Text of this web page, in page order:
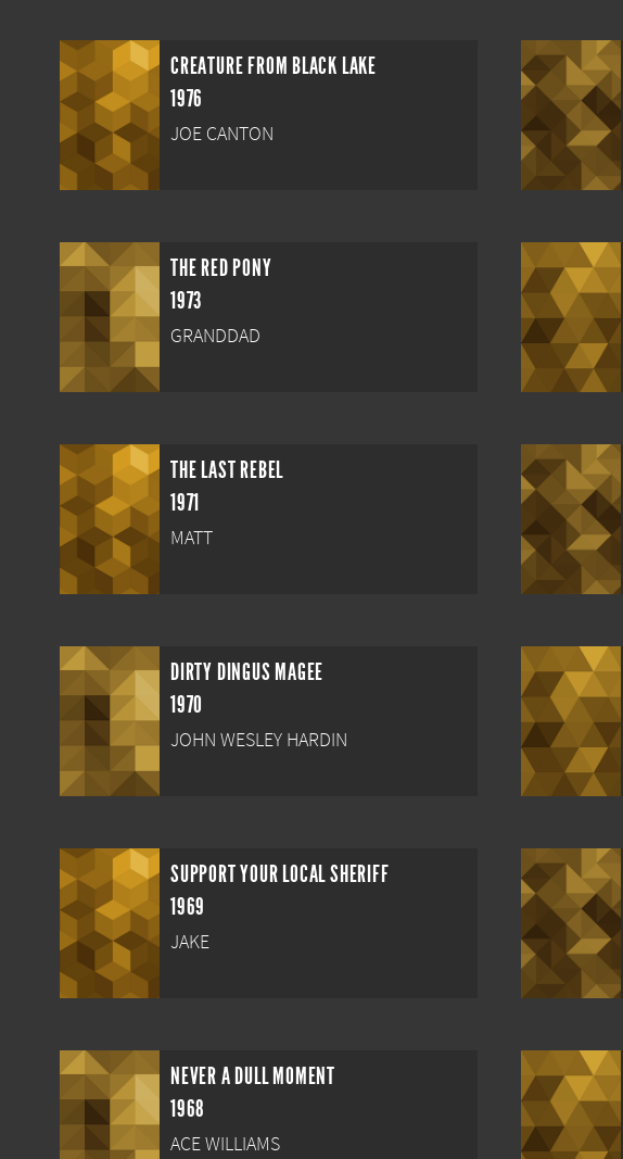
CREATURE FROM BLACK LAKE
1976
JOE CANTON
THE RED PONY
1973
GRANDDAD
THE LAST REBEL
1971
MATT
DIRTY DINGUS MAGEE
1970
JOHN WESLEY HARDIN
SUPPORT YOUR LOCAL SHERIFF
1969
JAKE
NEVER A DULL MOMENT
1968
ACE WILLIAMS